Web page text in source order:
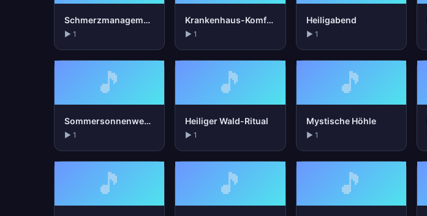
Schmerzmanagement
▶ 1
Krankenhaus-Komfort
▶ 1
Heiligabend
▶ 1
🎵
Sommersonnenwende
▶ 1
🎵
Heiliger Wald-Ritual
▶ 1
🎵
Mystische Höhle
▶ 1
🎵 🎵 🎵